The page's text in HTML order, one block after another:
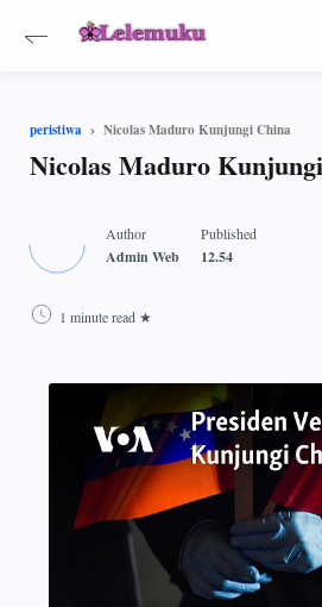
peristiwa Nicolas Maduro Kunjungi China
Nicolas Maduro
1 minute read